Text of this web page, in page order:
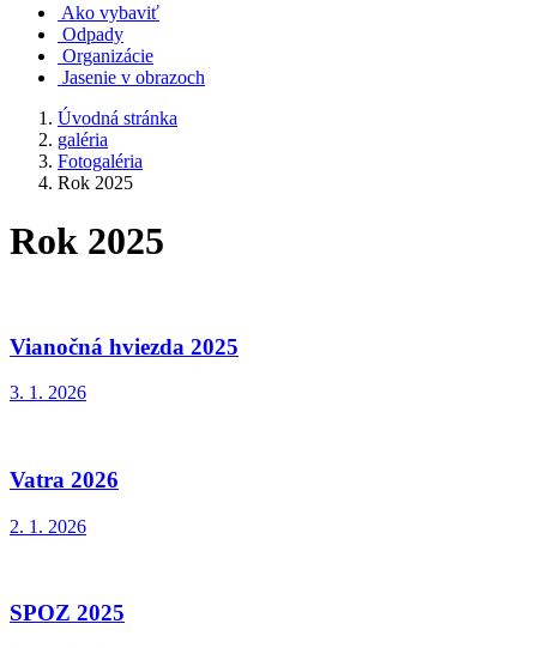
Ako vybaviť
Odpady
Organizácie
Jasenie v obrazoch
Úvodná stránka
galéria
Fotogaléria
Rok 2025
Rok 2025
Vianočná hviezda 2025
3. 1. 2026
Vatra 2026
2. 1. 2026
SPOZ 2025